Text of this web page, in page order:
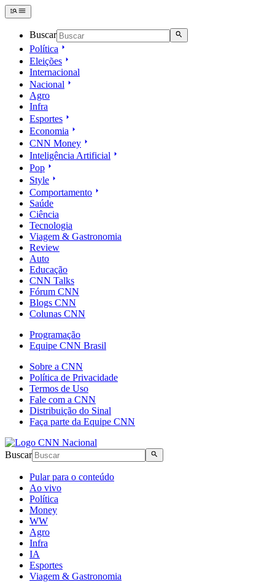
Buscar
Política
Eleições
Internacional
Nacional
Agro
Infra
Esportes
Economia
CNN Money
Inteligência Artificial
Pop
Style
Comportamento
Saúde
Ciência
Tecnologia
Viagem & Gastronomia
Review
Auto
Educação
CNN Talks
Fórum CNN
Blogs CNN
Colunas CNN
Programação
Equipe CNN Brasil
Sobre a CNN
Política de Privacidade
Termos de Uso
Fale com a CNN
Distribuição do Sinal
Faça parte da Equipe CNN
Buscar
Pular para o conteúdo
Ao vivo
Política
Money
WW
Agro
Infra
IA
Esportes
Viagem & Gastronomia